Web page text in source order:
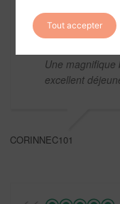
le
Une magnifique
excellent
CORINNEC101
Tout accepter